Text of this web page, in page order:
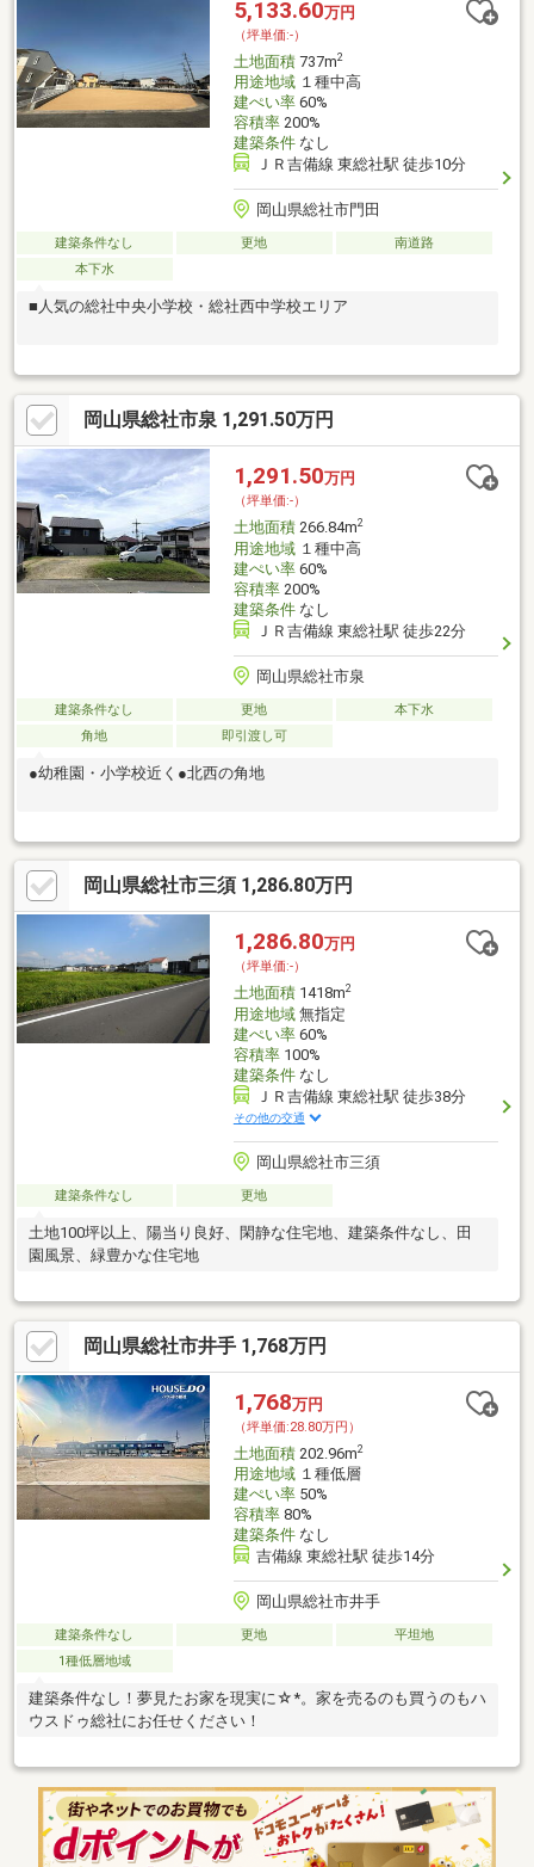
5,133.60万円
（坪単価:-）
土地面積737m2
用途地域１種中高
建ぺい率60%
容積率200%
建築条件なし
ＪＲ吉備線 東総社駅 徒歩10分
岡山県総社市門田
建築条件なし 更地
南道路
本下水
■人気の総社中央小学校・総社西中学校エリア
岡山県総社市泉 1,291.50万円
1,291.50万円
（坪単価:-）
土地面積266.84m2
用途地域１種中高
建ぺい率60%
容積率200%
建築条件なし
ＪＲ吉備線 東総社駅 徒歩22分
岡山県総社市泉
建築条件なし 更地
本下水
角地
即引渡し可
●幼稚園・小学校近く●北西の角地
岡山県総社市三須 1,286.80万円
1,286.80万円
（坪単価:-）
土地面積1418m2
用途地域無指定
建ぺい率60%
容積率100%
建築条件なし
ＪＲ吉備線 東総社駅 徒歩38分
その他の交通
岡山県総社市三須
建築条件なし 更地
土地100坪以上、陽当り良好、閑静な住宅地、建築条件なし、田
園風景、緑豊かな住宅地
岡山県総社市井手 1,768万円
1,768万円
（坪単価:28.80万円）
土地面積202.96m2
用途地域１種低層
建ぺい率50%
容積率80%
建築条件なし
吉備線 東総社駅 徒歩14分
岡山県総社市井手
建築条件なし 更地
平坦地
1種低層地域
建築条件なし！夢見たお家を現実に☆*。家を売るのも買うのもハ
ウスドゥ総社にお任せください！